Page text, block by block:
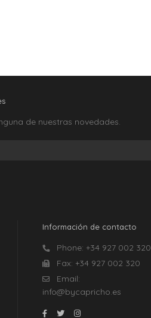
de nuestras novedades.
Información de contacto
Phone: +34 927 002 320
Fax: +34 927 002 320
Email:
info@bycapricho.es